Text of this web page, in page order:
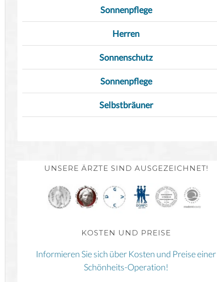
Sonnenpflege
Herren
Sonnenschutz
Sonnenpflege
Selbstbräuner
UNSERE ÄRZTE SIND AUSGEZEICHNET!
KOSTEN UND PREISE
Informieren Sie sich über Kosten und Preise einer
Schönheits-Operation!